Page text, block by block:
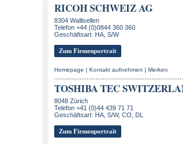
RICOH SCHWEIZ AG
8304 Wallisellen
Telefon +44 (0)0844 360 360
Geschäftsart: HA, S/W
Zum Firmenportrait
Homepage | Kontakt aufnehmen | Merken
TOSHIBA TEC
8048 Zürich
Telefon +41 (0)44 439 71 71
Geschäftsart: HA, S/W, CO, DL
Zum Firmenportrait